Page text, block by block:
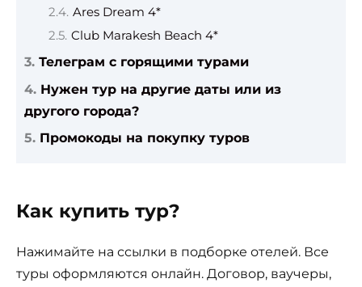
Ares Dream 4*
Club Marakesh Beach 4*
Телеграм с горящими турами
Нужен тур на другие даты или из
другого города?
Промокоды на покупку туров
Как купить тур?
Нажимайте на ссылки в подборке отелей. Все
туры оформляются онлайн. Договор, ваучеры,